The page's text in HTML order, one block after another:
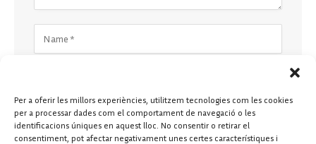
Per a oferir les millors experiències, utilitzem tecnologies com les cookies
per a processar dades com el comportament de navegació o les
identificacions úniques en aquest lloc. No consentir o retirar el
consentiment, pot afectar negativament unes certes característiques i